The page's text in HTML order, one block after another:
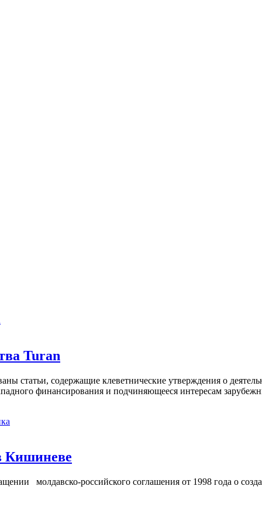
Turan
статьи, содержащие клеветнические утверждения о
финансирования и подчиняющееся интересам
Кишиневе
молдавско-российского соглашения от 1998 года о